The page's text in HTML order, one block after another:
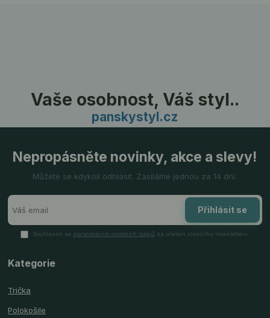
Vaše osobnost, Váš styl..
panskystyl.cz
Nepropásněte novinky, akce a slevy!
Můžete se kdykoli odhlásit. Zasíláme jednou za 14 dní.
Přihlásit se
Souhlasím se zpracováním osobních údajů za účelem rozesílky newsletteru.
Kategorie
Trička
Polokošile